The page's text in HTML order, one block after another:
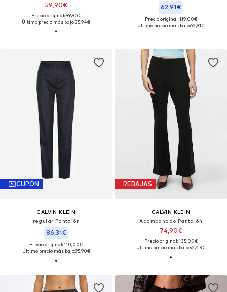
59,90€
Precio original: 99,90€
Último precio más bajo:35,94€
62,91€
Precio original: 119,00€
Último precio más bajo:62,91€
CUPÓN
CALVIN KLEIN
regular Pantalón
86,31€
Precio original: 110,00€
Último precio más bajo:95,90€
REBAJAS
CALVIN KLEIN
Acampanado Pantalón
74,90€
Precio original: 135,00€
Último precio más bajo:52,43€